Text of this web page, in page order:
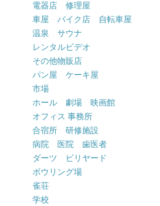
電器店 修理屋
車屋 バイク店 自転車屋
温泉 サウナ
レンタルビデオ
その他物販店
パン屋 ケーキ屋
市場
ホール 劇場 映画館
オフィス 事務所
合宿所 研修施設
病院 医院 歯医者
ダーツ ビリヤード
ボウリング場
雀荘
学校